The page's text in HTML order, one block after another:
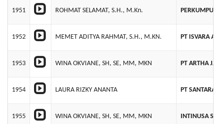
1951 ROHMAT SELAMAT, S.H., M.Kn.
1952 MEMET ADITYA RAHMAT, S.H., M.KN. PT ISVARA
1953 WINA OKVIANE, SH, SE, MM, MKN PT ARTHA
1954 LAURA RIZKY ANANTA PT SANTARA
1955 WINA OKVIANE, SH, SE, MM, MKN INTINUSA